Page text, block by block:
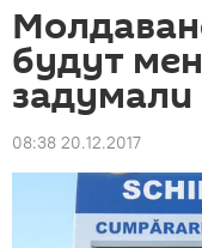
будут
08:38 20.12.2017